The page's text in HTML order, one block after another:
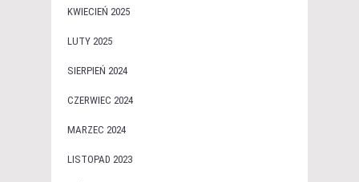
KWIECIEŃ 2025
LUTY 2025
SIERPIEŃ 2024
CZERWIEC 2024
MARZEC 2024
LISTOPAD 2023